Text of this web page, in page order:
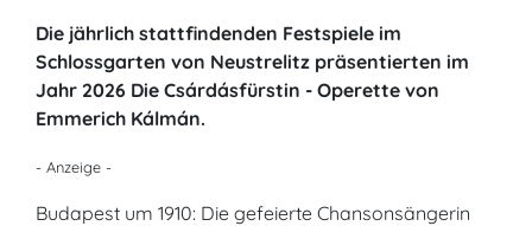
Die jährlich stattfindenden Festspiele im
Schlossgarten von Neustrelitz präsentierten im
Jahr 2026 Die Csárdásfürstin - Operette von
Emmerich Kálmán.
- Anzeige -
Budapest um 1910: Die gefeierte Chansonsängerin